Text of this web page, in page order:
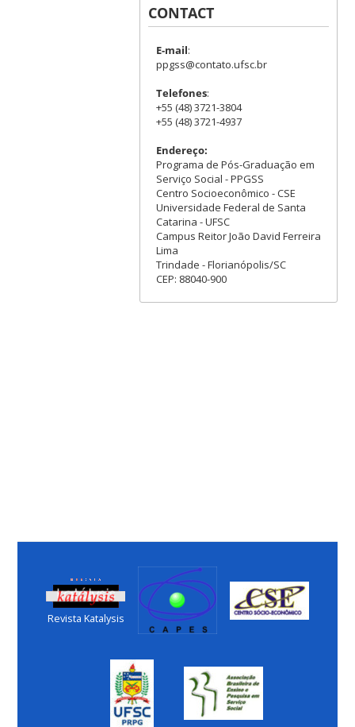
CONTACT
E-mail:
ppgss@contato.ufsc.br
Telefones:
+55 (48) 3721-3804
+55 (48) 3721-4937
Endereço:
Programa de Pós-Graduação em
Serviço Social - PPGSS
Centro Socioeconômico - CSE
Universidade Federal de Santa
Catarina - UFSC
Campus Reitor João David Ferreira
Lima
Trindade - Florianópolis/SC
CEP: 88040-900
Revista Katalysis